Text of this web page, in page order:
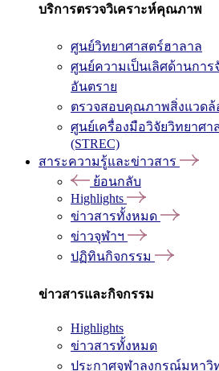
บริการตรวจวิเคราะห์คุณภาพ
ศูนย์วิทยาศาสตร์ฮาลาล
ศูนย์ความเป็นเลิศด้านการ
อันตราย
ตรวจสอบคุณภาพสิ่งแวดล้
ศูนย์เครื่องมือวิจัยวิทยาศา
(STREC)
สาระความรู้และข่าวสาร
ย้อนกลับ
Highlights
ข่าวสารทั้งหมด
ข่าวจุฬาฯ
ปฏิทินกิจกรรม
ข่าวสารและกิจกรรม
Highlights
ข่าวสารทั้งหมด
ประกาศจุฬาลงกรณ์มหาวิ